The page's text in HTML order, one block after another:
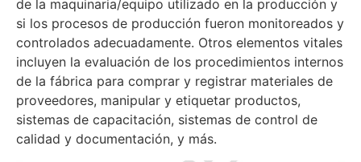
de la maquinaria/equipo utilizado en la producción y
si los procesos de producción fueron monitoreados y
controlados adecuadamente. Otros elementos vitales
incluyen la evaluación de los procedimientos internos
de la fábrica para comprar y registrar materiales de
proveedores, manipular y etiquetar productos,
sistemas de capacitación, sistemas de control de
calidad y documentación, y más.